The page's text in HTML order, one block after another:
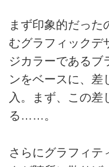
まず印象的だった
むグラフィックデ
ジカラーであるブ
ンをベースに、差
入。まず、この差
る……。
さらにグラフィテ